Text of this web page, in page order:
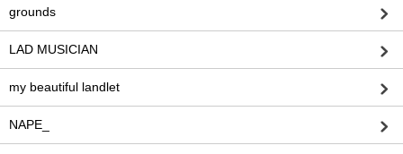
grounds
LAD MUSICIAN
my beautiful landlet
NAPE_